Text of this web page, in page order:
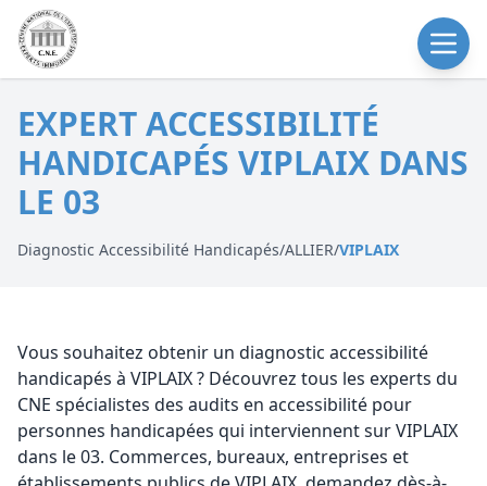
EXPERT ACCESSIBILITÉ
HANDICAPÉS VIPLAIX DANS
LE 03
Diagnostic Accessibilité Handicapés/ALLIER/VIPLAIX
Vous souhaitez obtenir un diagnostic accessibilité
handicapés à VIPLAIX ? Découvrez tous les experts du
CNE spécialistes des audits en accessibilité pour
personnes handicapées qui interviennent sur VIPLAIX
dans le 03. Commerces, bureaux, entreprises et